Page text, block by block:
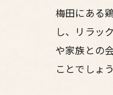
梅田にある
し、リラッ
や家族との
ことでしょう